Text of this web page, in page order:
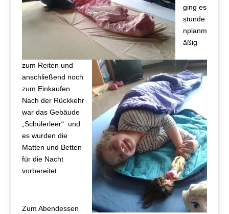
ging es
stunde
nplanm
äßig
zum Reiten und
anschließend noch
zum Einkaufen.
Nach der Rückkehr
war das Gebäude
„Schülerleer“ und
es wurden die
Matten und Betten
für die Nacht
vorbereitet.
Zum Abendessen